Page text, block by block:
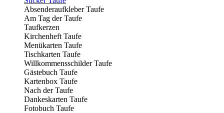
Absenderaufkleber Taufe
Am Tag der Taufe
Taufkerzen
Kirchenheft Taufe
Menükarten Taufe
Tischkarten Taufe
Willkommensschilder Taufe
Gästebuch Taufe
Kartenbox Taufe
Nach der Taufe
Dankeskarten Taufe
Fotobuch Taufe